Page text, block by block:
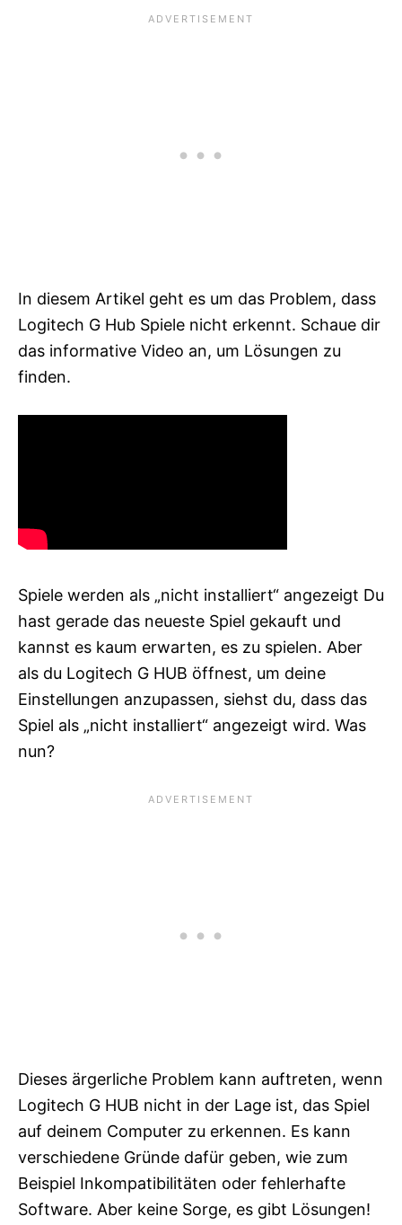
In diesem Artikel geht es um das Problem, dass
Logitech G Hub Spiele nicht erkennt. Schaue dir
das informative Video an, um Lösungen zu
finden.
Spiele werden als „nicht installiert“ angezeigt Du
hast gerade das neueste Spiel gekauft und
kannst es kaum erwarten, es zu spielen. Aber
als du Logitech G HUB öffnest, um deine
Einstellungen anzupassen, siehst du, dass das
Spiel als „nicht installiert“ angezeigt wird. Was
nun?
Dieses ärgerliche Problem kann auftreten, wenn
Logitech G HUB nicht in der Lage ist, das Spiel
auf deinem Computer zu erkennen. Es kann
verschiedene Gründe dafür geben, wie zum
Beispiel Inkompatibilitäten oder fehlerhafte
Software. Aber keine Sorge, es gibt Lösungen!